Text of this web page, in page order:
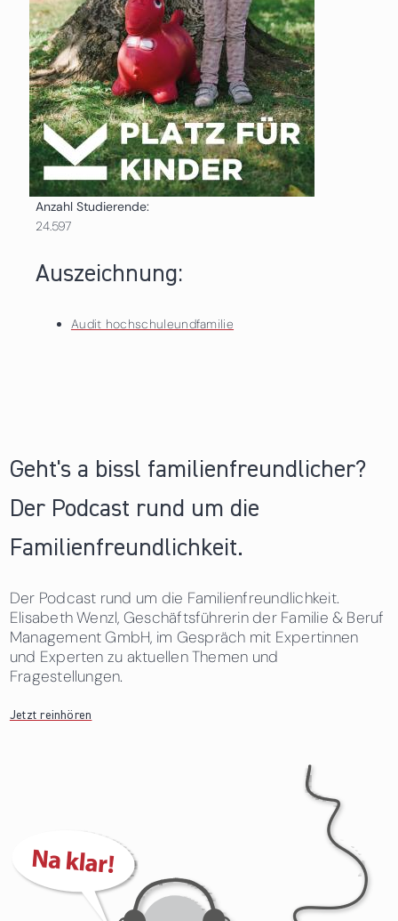
Anzahl Studierende:
24.597
Auszeichnung:
Audit hochschuleundfamilie
Geht's a bissl familienfreundlicher?
Der Podcast rund um die
Familienfreundlichkeit.
Der Podcast rund um die Familienfreundlichkeit.
Elisabeth Wenzl, Geschäftsführerin der Familie & Beruf
Management GmbH, im Gespräch mit Expertinnen
und Experten zu aktuellen Themen und
Fragestellungen.
Jetzt reinhören